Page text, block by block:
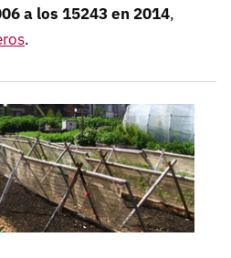
a los 15243 en 2014,
.